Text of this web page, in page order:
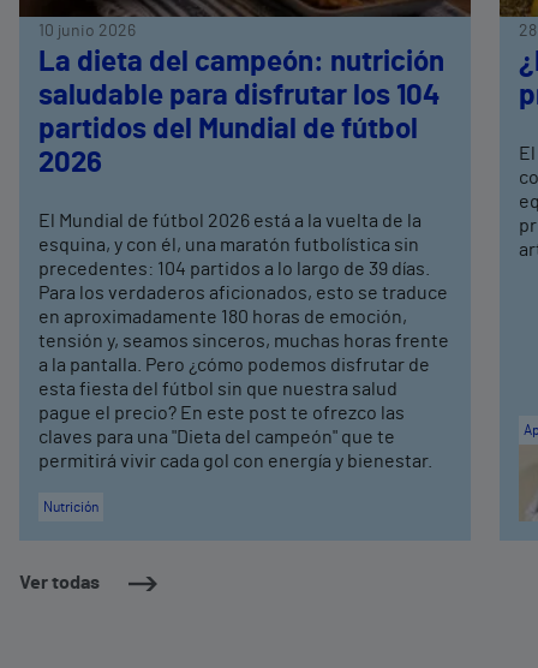
Ver todas
10 junio 2026
La dieta del campeón: nutrición
saludable para disfrutar los 104
partidos del Mundial de fútbol
2026
El Mundial de fútbol 2026 está a la vuelta de la
esquina, y con él, una maratón futbolística sin
precedentes: 104 partidos a lo largo de 39 días.
Para los verdaderos aficionados, esto se traduce
en aproximadamente 180 horas de emoción,
tensión y, seamos sinceros, muchas horas frente
a la pantalla. Pero ¿cómo podemos disfrutar de
esta fiesta del fútbol sin que nuestra salud
pague el precio? En este post te ofrezco las
claves para una "Dieta del campeón" que te
permitirá vivir cada gol con energía y bienestar.
Nutrición